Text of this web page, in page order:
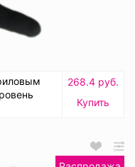
268.4 руб.
Купить